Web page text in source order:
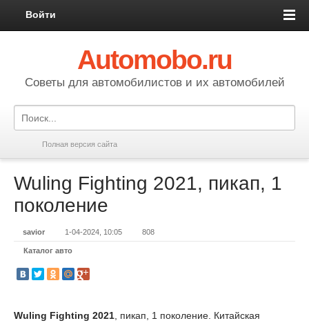
Войти
Automobo.ru
Cоветы для автомобилистов и их автомобилей
Полная версия сайта
Wuling Fighting 2021, пикап, 1
поколение
savior 1-04-2024, 10:05 808
Каталог авто
Wuling Fighting 2021, пикап, 1 поколение. Китайская